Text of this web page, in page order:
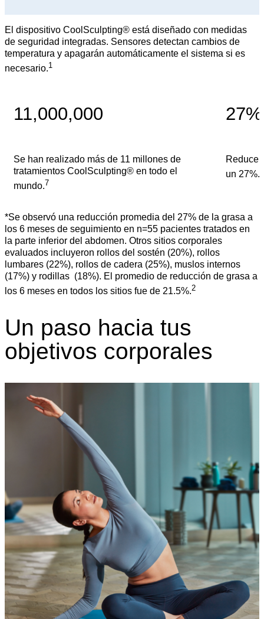
El dispositivo CoolSculpting® está diseñado con medidas
de seguridad integradas. Sensores detectan cambios de
temperatura y apagarán automáticamente el sistema si es
necesario.1
11,000,000
Se han realizado más de 11 millones de
tratamientos CoolSculpting® en todo el
mundo.7
27%
Reduce
un 27%.*
*Se observó una reducción promedia del 27% de la grasa a
los 6 meses de seguimiento en n=55 pacientes tratados en
la parte inferior del abdomen. Otros sitios corporales
evaluados incluyeron rollos del sostén (20%), rollos
lumbares (22%), rollos de cadera (25%), muslos internos
(17%) y rodillas (18%). El promedio de reducción de grasa a
los 6 meses en todos los sitios fue de 21.5%.2
Un paso hacia tus
objetivos corporales